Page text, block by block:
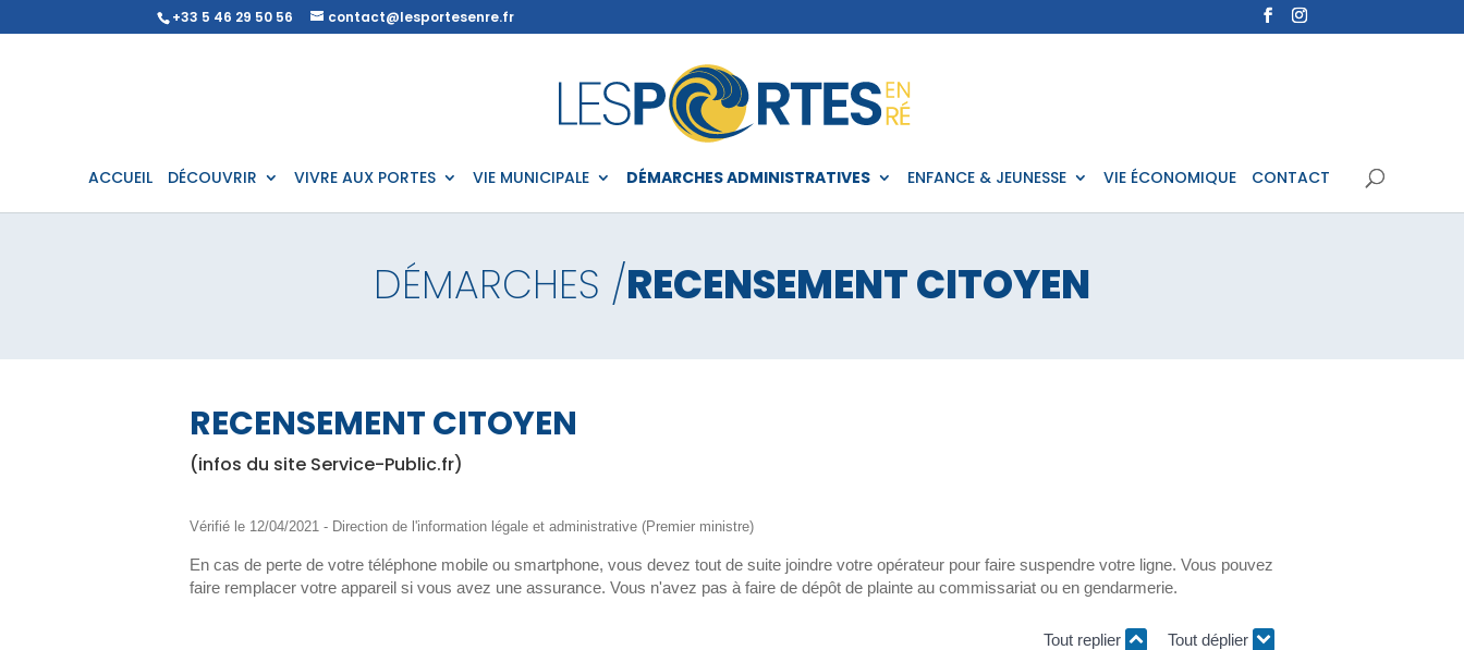
+33 5 46 29 50 56 contact@lesportesenre.fr
ACCUEIL DÉCOUVRIR VIVRE AUX PORTES VIE MUNICIPALE DÉMARCHES ADMINISTRATIVES ENFANCE & JEUNESSE VIE ÉCONOMIQUE CONTACT
DÉMARCHES /RECENSEMENT CITOYEN
RECENSEMENT CITOYEN
(infos du site Service-Public.fr)
Vérifié le 12/04/2021 - Direction de l'information légale et administrative (Premier ministre)
En cas de perte de votre téléphone mobile ou smartphone, vous devez tout de suite joindre votre opérateur pour faire suspendre votre ligne. Vous pouvez
faire remplacer votre appareil si vous avez une assurance. Vous n'avez pas à faire de dépôt de plainte au commissariat ou en gendarmerie.
Tout replier Tout déplier